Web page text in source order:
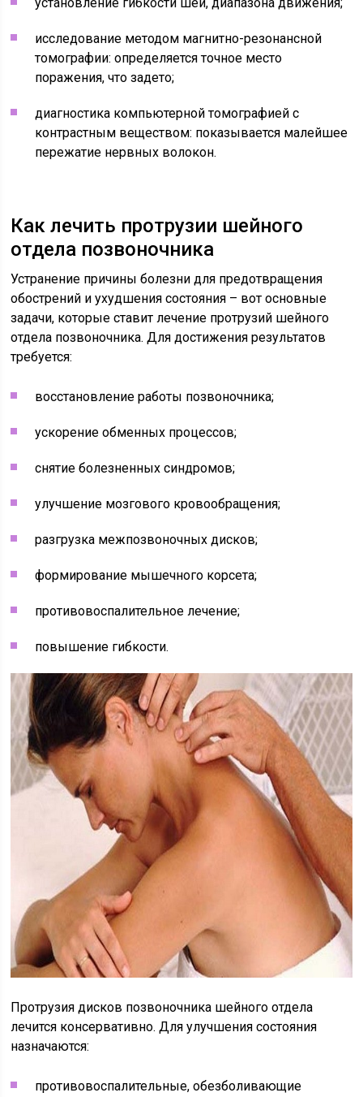
исследование методом магнитно-резонансной
томографии: определяется точное место
поражения, что задето;
диагностика компьютерной томографией с
контрастным веществом: показывается малейшее
пережатие нервных волокон.
Как лечить протрузии шейного
отдела позвоночника
Устранение причины болезни для предотвращения
обострений и ухудшения состояния – вот основные
задачи, которые ставит лечение протрузий шейного
отдела позвоночника. Для достижения результатов
требуется:
восстановление работы позвоночника;
ускорение обменных процессов;
снятие болезненных синдромов;
улучшение мозгового кровообращения;
разгрузка межпозвоночных дисков;
формирование мышечного корсета;
противовоспалительное лечение;
повышение гибкости.
Протрузия дисков позвоночника шейного отдела
лечится консервативно. Для улучшения состояния
назначаются:
противовоспалительные, обезболивающие